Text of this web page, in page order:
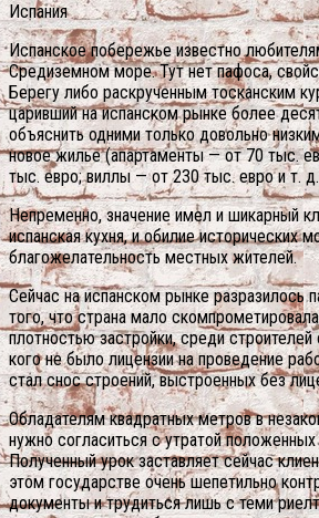
Испания
Испанское побережье известно
Средиземном море. Тут нет пафоса,
Берегу либо раскрученным тосканским
царивший на испанском рынке более
объяснить одними только довольно
новое жилье (апартаменты — от 70 тыс.
тыс. евро; виллы — от 230 тыс. евро и т.
Непременно, значение имел и шикарный
испанская кухня, и обилие исторических
благожелательность местных жителей.
Сейчас на испанском рынке разразилось
того, что страна мало
плотностью застройки, среди строителей
кого не было лицензии на проведение
стал снос строений, выстроенных без
Обладателям квадратных метров в
нужно согласиться с утратой
Полученный урок заставляет сейчас
этом государстве очень шепетильно
документы и трудиться лишь с теми